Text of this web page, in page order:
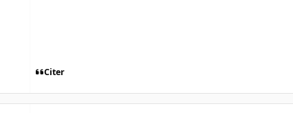
Citer